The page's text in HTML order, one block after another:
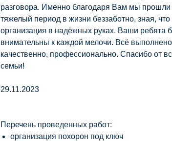
разговора. Именно благодаря Вам мы прошли
тяжелый период в жизни беззаботно, зная, что
организация в надёжных руках. Ваши ребята
внимательны к каждой мелочи. Всё
качественно, профессионально. Спасибо от
семьи!
29.11.2023
Перечень проведенных работ:
организация похорон под ключ